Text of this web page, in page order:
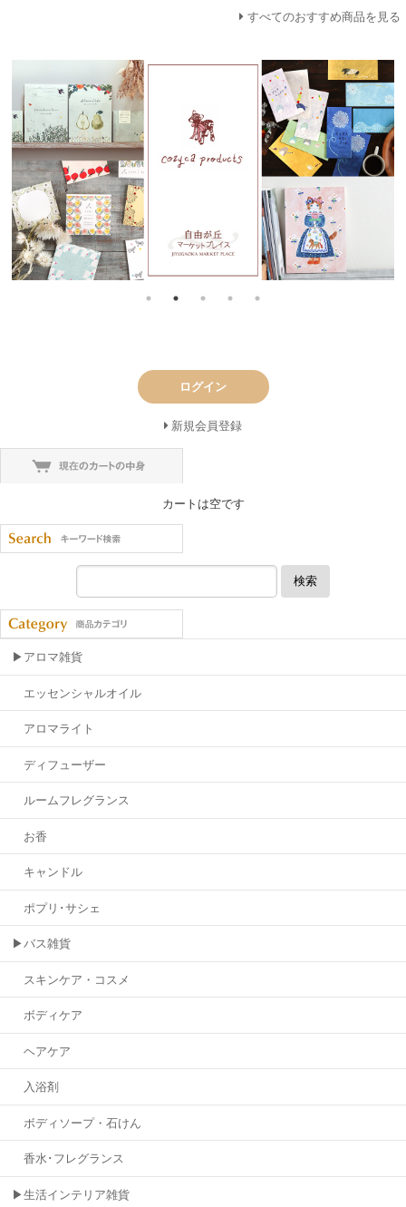
すべてのおすすめ商品を見る
ログイン
新規会員登録
カートは空です
検索
▶アロマ雑貨
エッセンシャルオイル
アロマライト
ディフューザー
ルームフレグランス
お香
キャンドル
ポプリ･サシェ
▶バス雑貨
スキンケア・コスメ
ボディケア
ヘアケア
入浴剤
ボディソープ・石けん
香水･フレグランス
▶生活インテリア雑貨